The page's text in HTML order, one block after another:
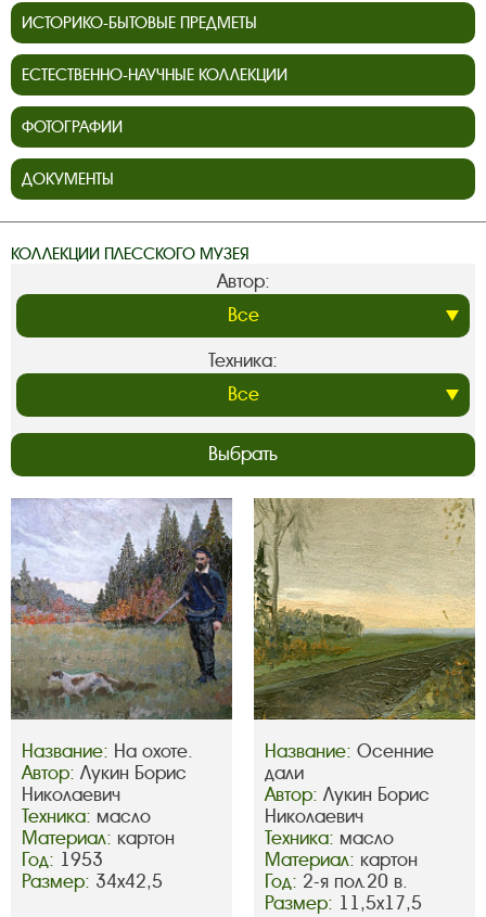
ИСТОРИКО-БЫТОВЫЕ ПРЕДМЕТЫ
ЕСТЕСТВЕННО-НАУЧНЫЕ КОЛЛЕКЦИИ
ФОТОГРАФИИ
ДОКУМЕНТЫ
КОЛЛЕКЦИИ ПЛЕССКОГО МУЗЕЯ
Автор:
Техника:
Выбрать
Название: На охоте.
Автор: Лукин Борис
Николаевич
Техника: масло
Материал: картон
Год: 1953
Размер: 34х42,5
Название: Осенние
дали
Автор: Лукин Борис
Николаевич
Техника: масло
Материал: картон
Год: 2-я пол.20 в.
Размер: 11,5х17,5